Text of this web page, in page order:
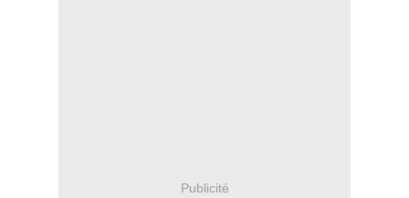
Publicité